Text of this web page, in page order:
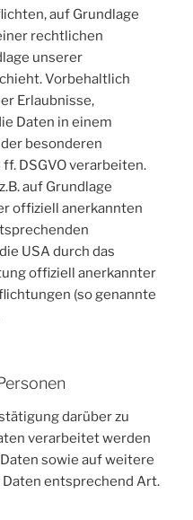
auf Grundlage
rechtlichen
unserer
Vorbehaltlich
Erlaubnisse,
Daten in einem
besonderen
DSGVO verarbeiten.
auf Grundlage
offiziell anerkannten
USA durch das
offiziell anerkannter
(so genannte
darüber zu
verarbeitet werden
sowie auf weitere
entsprechend Art.